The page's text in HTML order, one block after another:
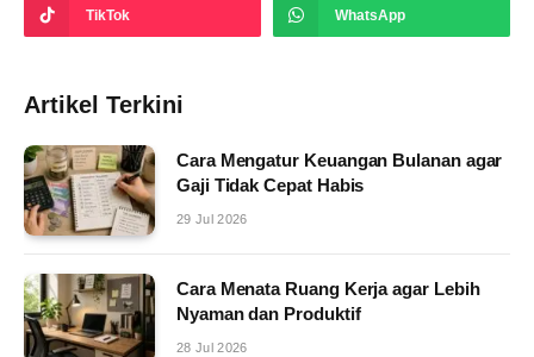
TikTok WhatsApp
Artikel Terkini
Cara Mengatur Keuangan Bulanan agar
Gaji Tidak Cepat Habis
29 Jul 2026
Cara Menata Ruang Kerja agar Lebih
Nyaman dan Produktif
28 Jul 2026